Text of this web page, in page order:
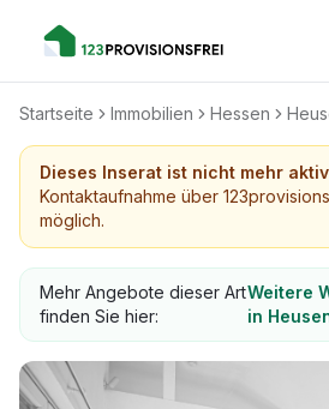
Startseite Immobilien Hessen
Dieses Inserat ist nicht mehr
Kontaktaufnahme über
möglich.
Mehr Angebote dieser Art
finden Sie hier:
Weitere
in